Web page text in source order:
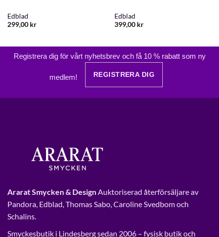
Edblad
299,00 kr
Edblad
399,00 kr
Registrera dig för vårt nyhetsbrev och få 10 % rabatt som ny
medlem! REGISTRERA DIG
Ararat Smycken & DesignAuktoriserad återförsäljare av
Pandora, Edblad, Thomas Sabo, Caroline Svedbom och
Schalins.
Smyckesbutik i Lindesberg sedan 2006 – fysisk butik och